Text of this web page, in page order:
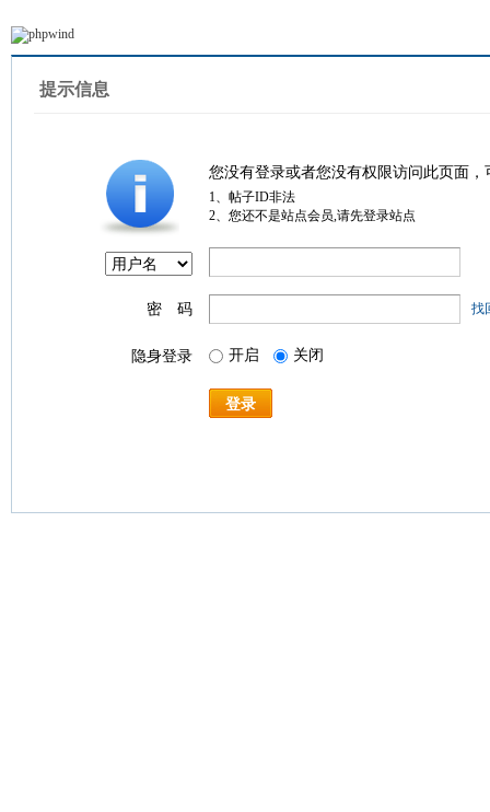
提示信息
您没有登录或者您没有权限访问此页面
1、帖子ID非法
2、您还不是站点会员,请先登录站点
密 码 找
隐身登录 开启 关闭
登录